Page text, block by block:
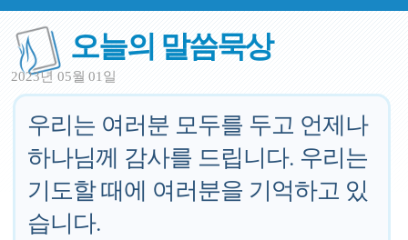
오늘의 말씀묵상
2023년 05월 01일
우리는 여러분 모두를 두고 언제나
하나님께 감사를 드립니다. 우리는
기도할 때에 여러분을 기억하고 있
습니다.